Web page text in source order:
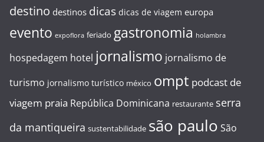
destino destinos dicas dicas de viagem europa
evento expoflora feriado gastronomia holambra
hospedagem hotel jornalismo jornalismo de
turismo jornalismo turístico méxico ompt podcast de
viagem praia República Dominicana restaurante serra
da mantiqueira sustentabilidade são paulo São